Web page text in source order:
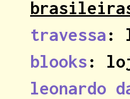
travessa :
blooks:
leonardo